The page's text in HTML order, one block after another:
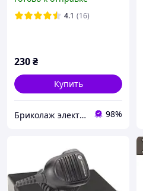
4.1 (16)
230₴
Купить
Бриколаж электроника для военных 98%